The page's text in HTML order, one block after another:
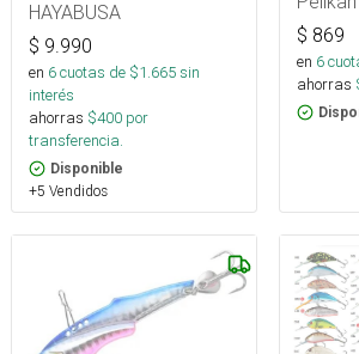
HAYABUSA
$ 9.990
en 6cuotas de $1.665sin
interés
ahorras $400 por
transferencia.
Disponible
+5 Vendidos
$ 869
en 6
ahorras